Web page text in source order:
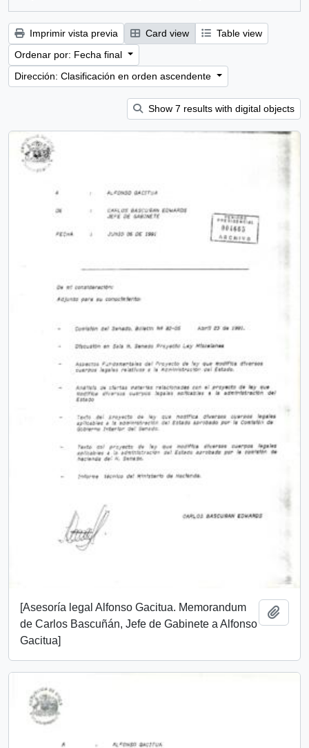
Imprimir vista previa Card view
Table view
Ordenar por: Fecha final
Dirección: Clasificación en orden ascendente
Show 7 results with digital objects
[Asesoría legal Alfonso Gacitua. Memorandum
de Carlos Bascuñán, Jefe de Gabinete a Alfonso
Gacitua]